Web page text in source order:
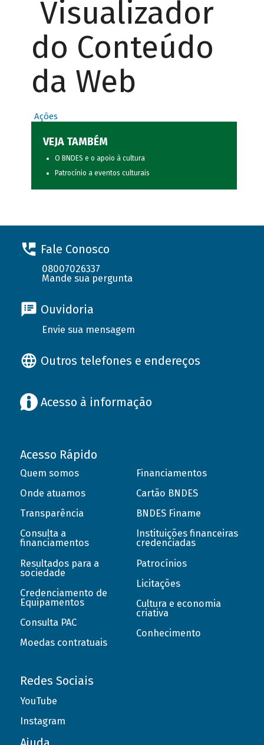
Visualizador
do Conteúdo
da Web
Ações
VEJA TAMBÉM
O BNDES e o apoio à cultura
Patrocínio a eventos culturais
Fale Conosco
08007026337
Mande sua pergunta
Ouvidoria
Envie sua mensagem
Outros telefones e endereços
Acesso à informação
Acesso Rápido
Quem somos
Onde atuamos
Transparência
Consulta a
financiamentos
Resultados para a
sociedade
Credenciamento de
Equipamentos
Consulta PAC
Moedas contratuais
Financiamentos
Cartão BNDES
BNDES Finame
Instituições financeiras
credenciadas
Patrocínios
Licitações
Cultura e economia
criativa
Conhecimento
Redes Sociais
YouTube
Instagram